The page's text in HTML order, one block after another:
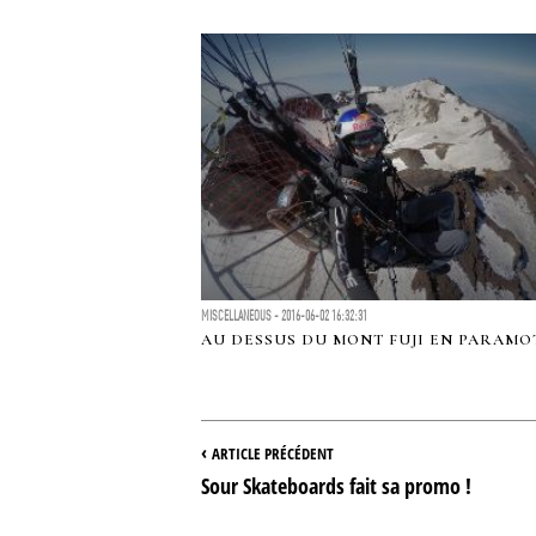
MISCELLANEOUS - 2016-06-02 16:32:31
AU DESSUS DU MONT FUJI EN
‹ ARTICLE PRÉCÉDENT
Sour Skateboards fait sa promo !